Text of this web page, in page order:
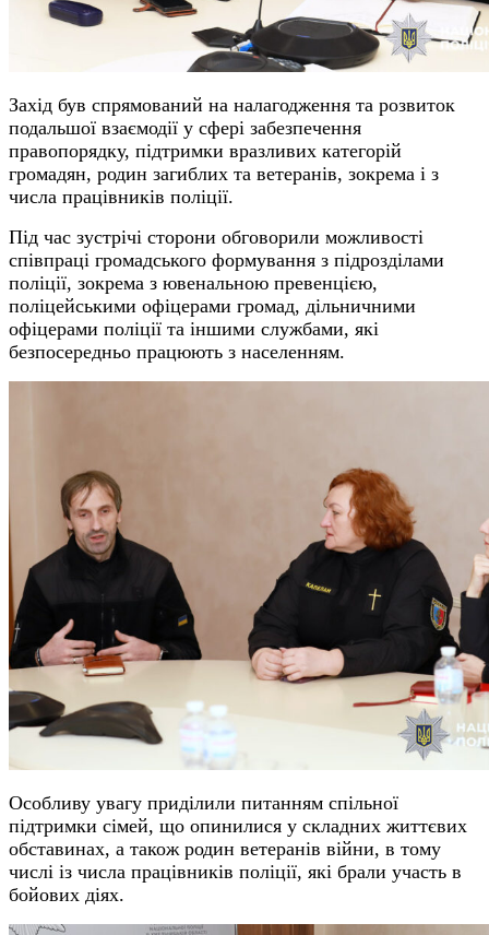
Захід був спрямований на налагодження та розвиток
подальшої взаємодії у сфері забезпечення
правопорядку, підтримки вразливих категорій
громадян, родин загиблих та ветеранів, зокрема і з
числа працівників поліції.
Під час зустрічі сторони обговорили можливості
співпраці громадського формування з підрозділами
поліції, зокрема з ювенальною превенцією,
поліцейськими офіцерами громад, дільничними
офіцерами поліції та іншими службами, які
безпосередньо працюють з населенням.
Особливу увагу приділили питанням спільної
підтримки сімей, що опинилися у складних життєвих
обставинах, а також родин ветеранів війни, в тому
числі із числа працівників поліції, які брали участь в
бойових діях.